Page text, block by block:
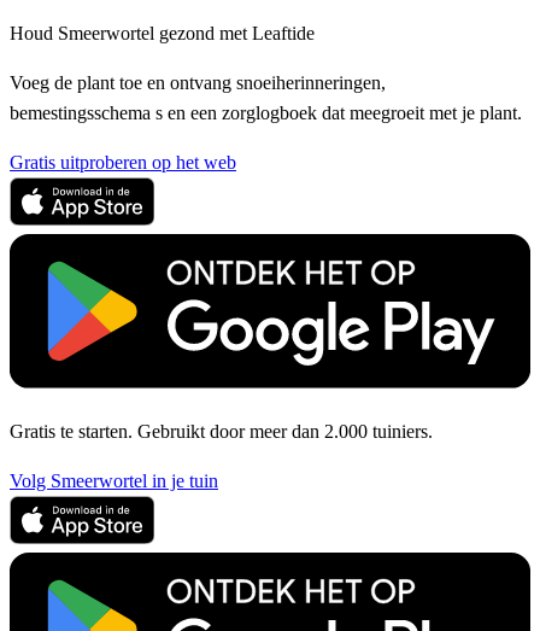
Houd Smeerwortel gezond met Leaftide
Voeg de plant toe en ontvang snoeiherinneringen,
bemestingsschema s en een zorglogboek dat meegroeit met je plant.
Gratis uitproberen op het web
Gratis te starten. Gebruikt door meer dan 2.000 tuiniers.
Volg Smeerwortel in je tuin